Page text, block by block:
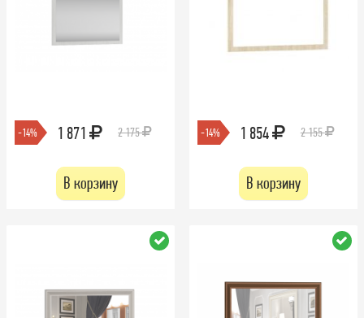
-14% 1 871 2 175
В корзину
-14% 1 854 2 155
В корзину